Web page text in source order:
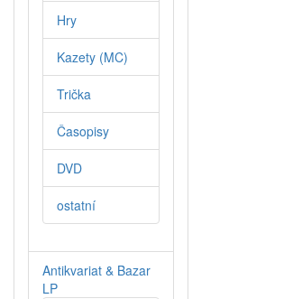
Hry
Kazety (MC)
Trička
Časopisy
DVD
ostatní
Antikvariat & Bazar
LP